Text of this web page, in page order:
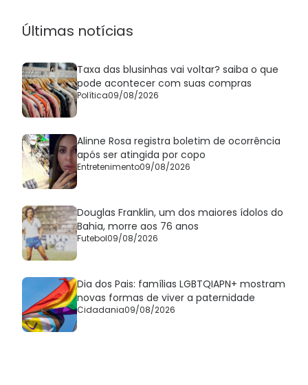
Últimas notícias
Taxa das blusinhas vai voltar? saiba o que
pode acontecer com suas compras
Política09/08/2026
Alinne Rosa registra boletim de ocorrência
após ser atingida por copo
Entretenimento09/08/2026
Douglas Franklin, um dos maiores ídolos do
Bahia, morre aos 76 anos
Futebol09/08/2026
Dia dos Pais: famílias LGBTQIAPN+ mostram
novas formas de viver a paternidade
Cidadania09/08/2026